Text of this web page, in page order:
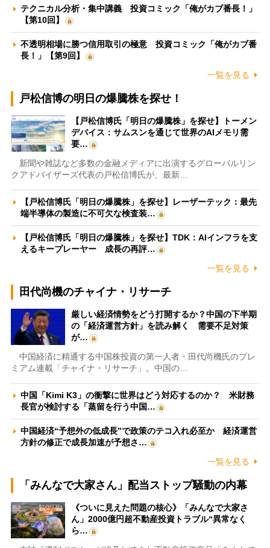
テクニカル分析・集中講義 投資コミック「俺がカブ番長！」
【第10回】
不透明相場に勝つ信用取引の極意 投資コミック「俺がカブ番
長！」【第9回】
一覧を見る
戸松信博の明日の爆騰株を探せ！
【戸松信博氏「明日の爆騰株」を探せ】トーメン
デバイス：サムスンを通じて世界のAIメモリ需
要…
新聞や雑誌など多数の金融メディアに出演するグローバルリン
クアドバイザーズ代表の戸松信博氏が、最新…
【戸松信博氏「明日の爆騰株」を探せ】レーザーテック：最先
端半導体の製造に不可欠な検査装…
【戸松信博氏「明日の爆騰株」を探せ】TDK：AIインフラを支
えるキープレーヤー 成長の再評…
一覧を見る
田代尚機のチャイナ・リサーチ
厳しい経済情勢をどう打開するか？中国の下半期
の「経済運営方針」を読み解く 需要不足対策
が…
中国経済に精通する中国株投資の第一人者・田代尚機氏のプレ
ミアム連載「チャイナ・リサーチ」。中国の…
中国「Kimi K3」の衝撃に世界はどう対応するのか？ 米財務
長官が検討する「蒸留を行う中国…
中国経済“予想外の低成長”で政策のテコ入れ必至か 経済運営
方針の修正で成長加速が予想さ…
一覧を見る
「みんなで大家さん」配当ストップ騒動の内幕
《ついに見えた問題の核心》「みんなで大家さ
ん」2000億円超不動産投資トラブル“異常なく
ら…